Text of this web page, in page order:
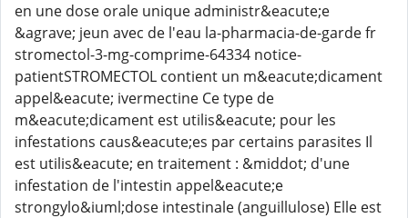
en une dose orale unique administr&eacute;e
&agrave; jeun avec de l'eau la-pharmacia-de-garde fr
stromectol-3-mg-comprime-64334 notice-
patientSTROMECTOL contient un m&eacute;dicament
appel&eacute; ivermectine Ce type de
m&eacute;dicament est utilis&eacute; pour les
infestations caus&eacute;es par certains parasites Il
est utilis&eacute; en traitement : &middot; d'une
infestation de l'intestin appel&eacute;e
strongylo&iuml;dose intestinale (anguillulose) Elle est